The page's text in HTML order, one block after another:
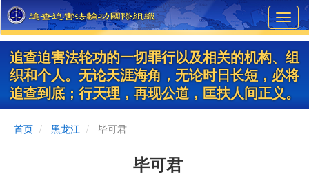
Skip
to
main
content
追查迫害法轮功的一切罪行以及相关的机构、组
织和个人。无论天涯海角，无论时日长短，必将
追查到底；行天理，再现公道，匡扶人间正义。
首页 黑龙江 毕可君
毕可君